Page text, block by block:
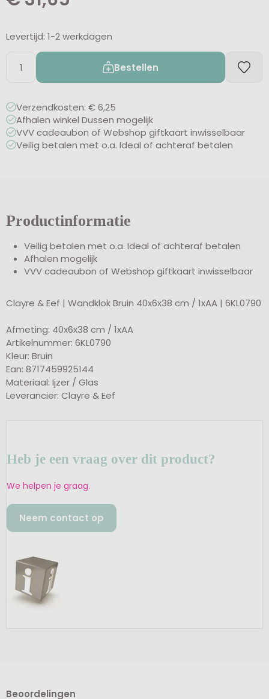
Levertijd: 1-2 werkdagen
Bestellen
Verzendkosten: € 6,25
Afhalen winkel Dussen mogelijk
VVV cadeaubon of Webshop giftkaart inwisselbaar
Veilig betalen met o.a. Ideal of achteraf betalen
Productinformatie
Veilig betalen met o.a. Ideal of achteraf betalen
Afhalen mogelijk
VVV cadeaubon of Webshop giftkaart inwisselbaar
Clayre & Eef | Wandklok Bruin 40x6x38 cm / 1xAA | 6KL0790
Afmeting: 40x6x38 cm / 1xAA
Artikelnummer: 6KL0790
Kleur: Bruin
Ean: 8717459925144
Materiaal: Ijzer / Glas
Leverancier: Clayre & Eef
Heb je een vraag over dit product?
We helpen je graag.
Neem contact op
Beoordelingen